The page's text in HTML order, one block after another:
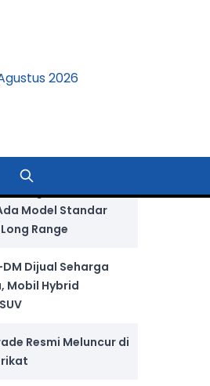
2026
Wuling Aira Ev Resmi
Model Standar
Range
Dijual Seharga
Mobil Hybrid
Resmi Meluncur di